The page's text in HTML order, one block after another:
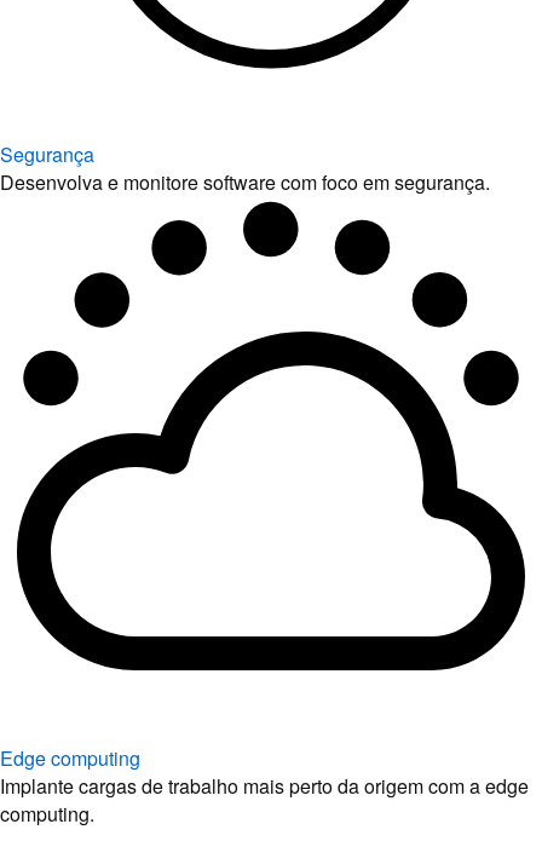
Segurança
Desenvolva e monitore software com foco em segurança.
Edge computing
Implante cargas de trabalho mais perto da origem com a edge
computing.